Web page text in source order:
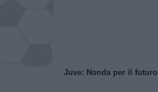
Juve: Nonda per il futuro